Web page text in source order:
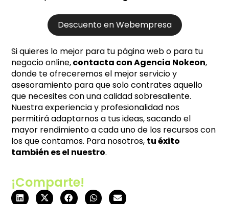
Descuento en Webempresa
Si quieres lo mejor para tu página web o para tu
negocio online,contacta con Agencia Nokeon,
donde te ofreceremos el mejor servicio y
asesoramiento para que solo contrates aquello
que necesites con una calidad sobresaliente.
Nuestra experiencia y profesionalidad nos
permitirá adaptarnos a tus ideas, sacando el
mayor rendimiento a cada uno de los recursos con
los que contamos. Para nosotros, tu éxito
también es el nuestro.
¡Comparte!